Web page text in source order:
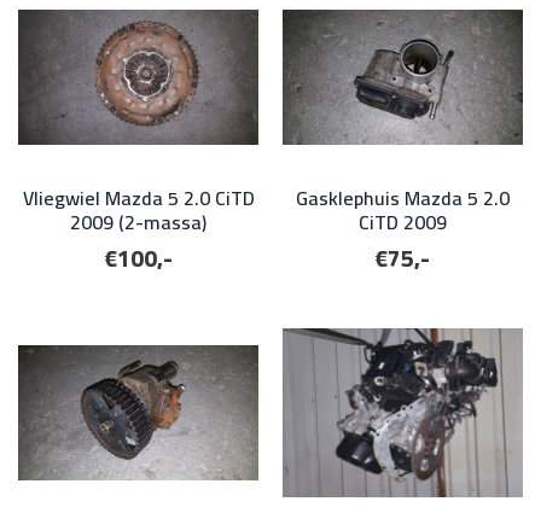
Vliegwiel Mazda 5 2.0 CiTD
2009 (2-massa)
€100,-
Gasklephuis Mazda 5 2.0
CiTD 2009
€75,-